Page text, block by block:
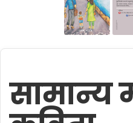
सामान्य